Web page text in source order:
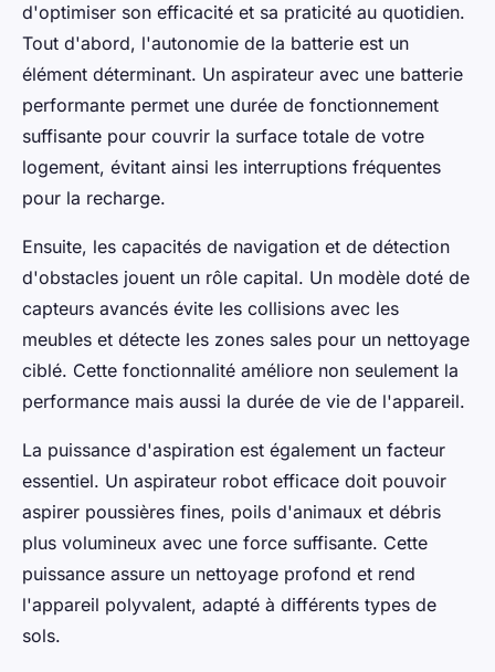
d'optimiser son efficacité et sa praticité au quotidien.
Tout d'abord, l'autonomie de la batterie est un
élément déterminant. Un aspirateur avec une batterie
performante permet une durée de fonctionnement
suffisante pour couvrir la surface totale de votre
logement, évitant ainsi les interruptions fréquentes
pour la recharge.
Ensuite, les capacités de navigation et de détection
d'obstacles jouent un rôle capital. Un modèle doté de
capteurs avancés évite les collisions avec les
meubles et détecte les zones sales pour un nettoyage
ciblé. Cette fonctionnalité améliore non seulement la
performance mais aussi la durée de vie de l'appareil.
La puissance d'aspiration est également un facteur
essentiel. Un aspirateur robot efficace doit pouvoir
aspirer poussières fines, poils d'animaux et débris
plus volumineux avec une force suffisante. Cette
puissance assure un nettoyage profond et rend
l'appareil polyvalent, adapté à différents types de
sols.